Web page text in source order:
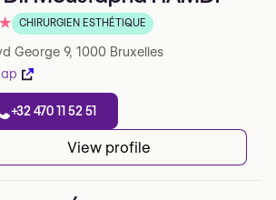
3.8 sur 5 sur Google
★ CHIRURGIEN ESTHÉTIQUE
George 9, 1000 Bruxelles
+32 470 11 52 51
View profile